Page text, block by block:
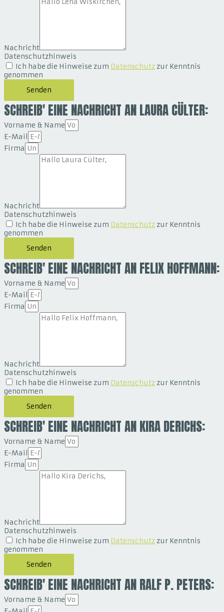
Nachricht
Datenschutzhinweis
Ich habe die Hinweise zum Datenschutz zur Kenntnis
genommen
Senden
SCHREIB' EINE NACHRICHT AN LAURA CÜLTER:
Vorname & Name
E-Mail
Firma
Nachricht
Datenschutzhinweis
Ich habe die Hinweise zum Datenschutz zur Kenntnis
genommen
Senden
SCHREIB' EINE NACHRICHT AN FELIX HOFFMANN:
Vorname & Name
E-Mail
Firma
Nachricht
Datenschutzhinweis
Ich habe die Hinweise zum Datenschutz zur Kenntnis
genommen
Senden
SCHREIB' EINE NACHRICHT AN KIRA DERICHS:
Vorname & Name
E-Mail
Firma
Nachricht
Datenschutzhinweis
Ich habe die Hinweise zum Datenschutz zur Kenntnis
genommen
Senden
SCHREIB' EINE NACHRICHT AN RALF P. PETERS:
Vorname & Name